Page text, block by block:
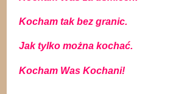
Kocham tak bez granic.
Jak tylko można kochać.
Kocham Was Kochani!